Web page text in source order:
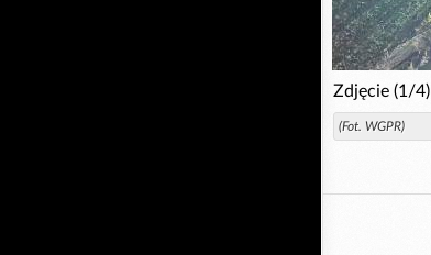
Zdjęcie (1/4)
(Fot. WGPR)